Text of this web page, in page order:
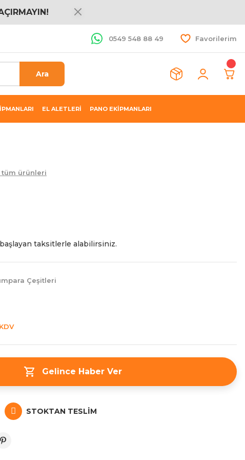
0549 548 88 49 Favorilerim
Ara
EL ALETLERİ PANO EKİPMANLARI
tüm ürünleri
taksitlerle alabilirsiniz.
Çeşitleri
Gelince Haber Ver
STOKTAN TESLIM